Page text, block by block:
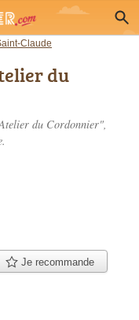
Claude
du
du Cordonnier",
Je recommande